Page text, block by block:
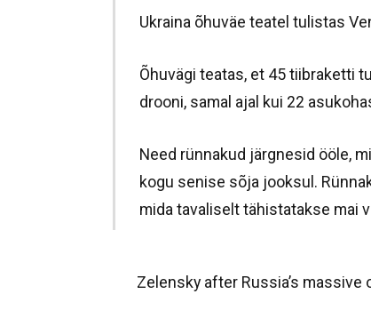
Ukraina õhuväe teatel tulistas
Õhuvägi teatas, et 45 tiibraketti
drooni, samal ajal kui 22
Need rünnakud järgnesid ööle,
kogu senise sõja jooksul.
mida tavaliselt tähistatakse mai
Zelensky after Russia’s massive